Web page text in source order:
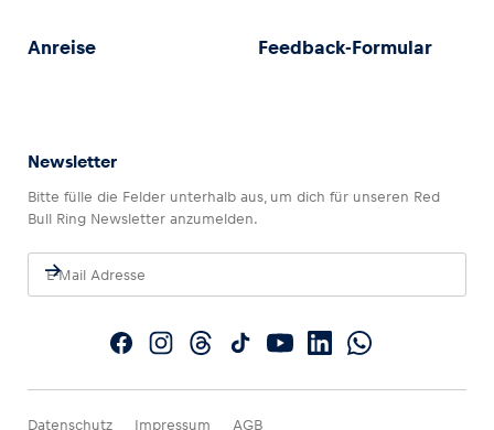
Anreise Feedback-Formular
Newsletter
Bitte fülle die Felder unterhalb aus, um dich für unseren Red
Bull Ring Newsletter anzumelden.
Datenschutz Impressum AGB